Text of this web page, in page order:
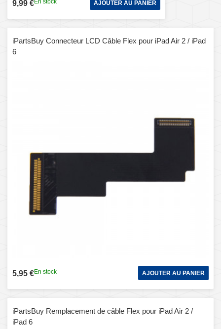
9,99 €En stock AJOUTER AU PANIER
iPartsBuy Connecteur LCD Câble Flex pour iPad Air 2 / iPad
6
5,95 €En stock AJOUTER AU PANIER
iPartsBuy Remplacement de câble Flex pour iPad Air 2 /
iPad 6